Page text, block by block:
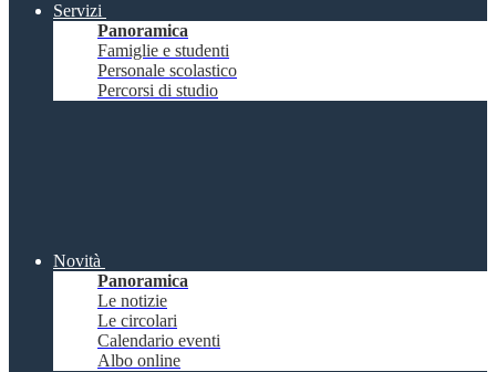
Servizi
Panoramica
Famiglie e studenti
Personale scolastico
Percorsi di studio
Novità
Panoramica
Le notizie
Le circolari
Calendario eventi
Albo online